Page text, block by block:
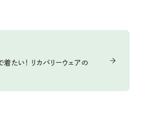
着たい！ リカバリーウェアの